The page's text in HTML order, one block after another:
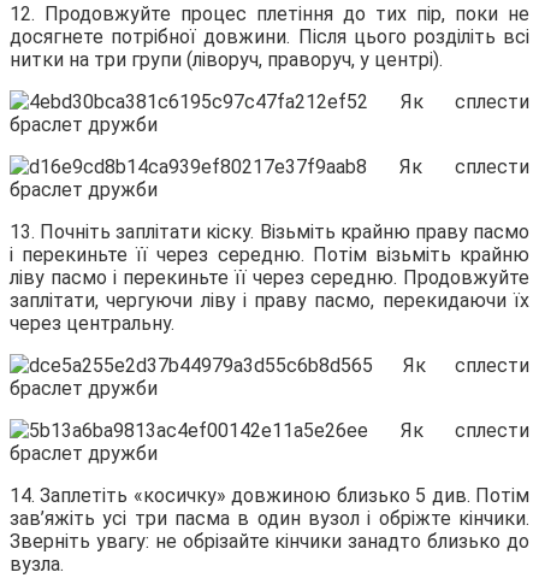
12. Продовжуйте процес плетіння до тих пір, поки не
досягнете потрібної довжини. Після цього розділіть всі
нитки на три групи (ліворуч, праворуч, у центрі).
13. Почніть заплітати кіску. Візьміть крайню праву пасмо
і перекиньте її через середню. Потім візьміть крайню
ліву пасмо і перекиньте її через середню. Продовжуйте
заплітати, чергуючи ліву і праву пасмо, перекидаючи їх
через центральну.
14. Заплетіть «косичку» довжиною близько 5 див. Потім
зав’яжіть усі три пасма в один вузол і обріжте кінчики.
Зверніть увагу: не обрізайте кінчики занадто близько до
вузла.